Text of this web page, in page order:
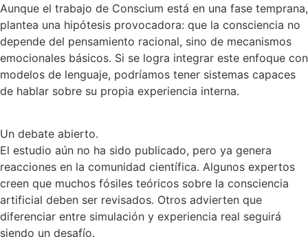
Aunque el trabajo de Conscium está en una fase temprana,
plantea una hipótesis provocadora: que la consciencia no
depende del pensamiento racional, sino de mecanismos
emocionales básicos. Si se logra integrar este enfoque con
modelos de lenguaje, podríamos tener sistemas capaces
de hablar sobre su propia experiencia interna.
Un debate abierto.
El estudio aún no ha sido publicado, pero ya genera
reacciones en la comunidad científica. Algunos expertos
creen que muchos fósiles teóricos sobre la consciencia
artificial deben ser revisados. Otros advierten que
diferenciar entre simulación y experiencia real seguirá
siendo un desafío.